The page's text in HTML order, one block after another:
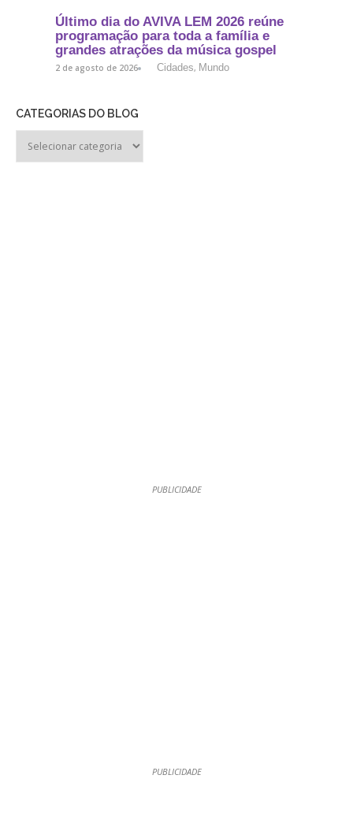
Último dia do AVIVA LEM 2026 reúne
programação para toda a família e
grandes atrações da música gospel
2 de agosto de 2026 Cidades, Mundo
CATEGORIAS DO BLOG
PUBLICIDADE
PUBLICIDADE